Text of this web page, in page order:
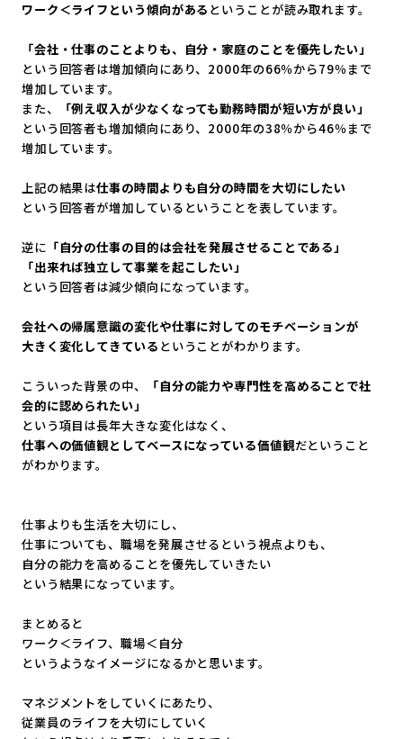
ワーク＜ライフという傾向がある ということが読み取れます。
「会社・仕事のことよりも、自分・家庭のことを優先したい」
という回答者は増加傾向にあり、2000年の66％から79％ まで
増加しています。
また、
「例え収入が少なくなっても勤務時間が短い方が良い」
という回答者も増加傾向にあり、2000年の38％から46％ まで
増加しています。
上記の結果は仕事の時間よりも自分の時間を大切にしたい
という回答者が増加しているということを表しています。
逆に 「自分の仕事の目的は会社を発展させることである」
「出来れば独立して事業を起こしたい」
という回答者は減少傾向になっています。
会社への帰属意識の変化や仕事に対してのモチベーションが
大きく変化してきている ということがわかります。
こういった背景の中、 「自分の能力や専門性を高めることで社
会的に認められたい」
という項目は長年大きな変化はなく、
仕事への価値観としてベースになっている価値観だということ
がわかります。
仕事よりも生活を大切にし、
仕事についても、職場を発展させるという視点よりも、
自分の能力を高めることを優先していきたい
という結果になっています。
まとめると
ワーク＜ライフ、職場＜自分
というようなイメージになるかと思います。
マネジメントをしていくにあたり、
従業員のライフを大切にしていく